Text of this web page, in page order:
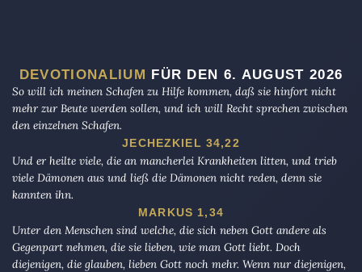
DEVOTIONALIUM FÜR DEN 6. AUGUST 2026
So will ich meinen Schafen zu Hilfe kommen, daß sie hinfort nicht
mehr zur Beute werden sollen, und ich will Recht sprechen zwischen
den einzelnen Schafen.
JECHEZKIEL 34,22
Und er heilte viele, die an mancherlei Krankheiten litten, und trieb
viele Dämonen aus und ließ die Dämonen nicht reden, denn sie
kannten ihn.
MARKUS 1,34
Unter den Menschen sind welche, die sich neben Gott andere als
Gegenpart nehmen, die sie lieben, wie man Gott liebt. Doch
diejenigen, die glauben, lieben Gott noch mehr. Wenn nur diejenigen,